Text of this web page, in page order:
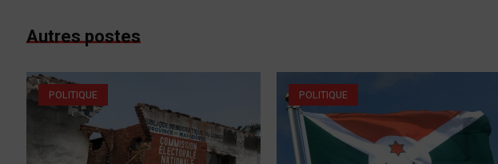
Autres postes
POLITIQUE POLITIQUE